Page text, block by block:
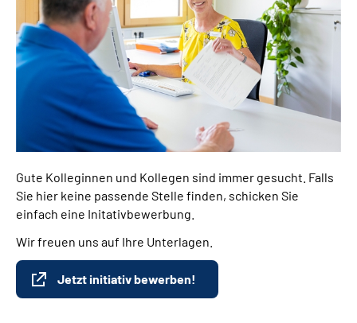
Gute Kolleginnen und Kollegen sind immer gesucht. Falls
Sie hier keine passende Stelle finden, schicken Sie
einfach eine Initativbewerbung.
Wir freuen uns auf Ihre Unterlagen.
Jetzt initiativ bewerben!